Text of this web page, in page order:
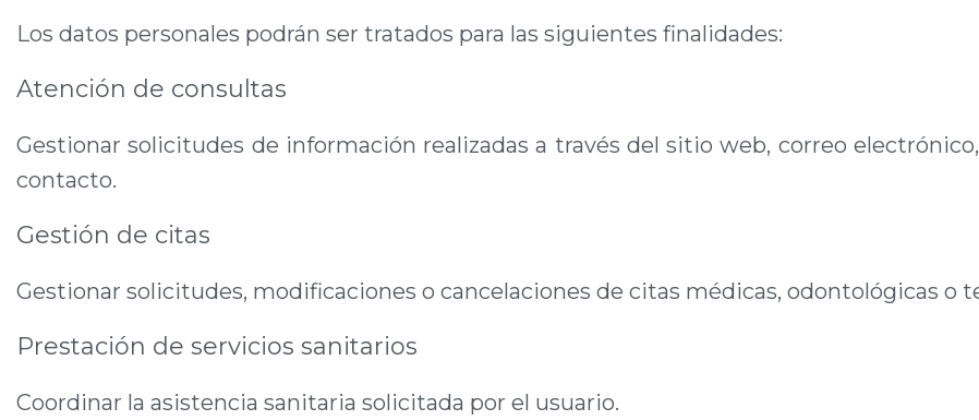
Los datos personales podrán ser tratados para las siguientes finalidades:
Atención de consultas
Gestionar solicitudes de información realizadas a través del sitio web, correo
contacto.
Gestión de citas
Gestionar solicitudes, modificaciones o cancelaciones de citas médicas, odontológicas o
Prestación de servicios sanitarios
Coordinar la asistencia sanitaria solicitada por el usuario.